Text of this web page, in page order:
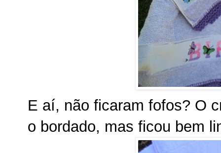
E aí, não ficaram fofos? O
o bordado, mas ficou bem